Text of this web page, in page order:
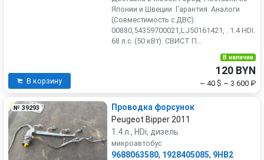
Японии и Швеции. Гарантия. Аналоги
(Совместимость с ДВС):
00880,54359700021,LJ50161421, . 1.4 HDI.
68 л.с. (50 кВт). СВИСТ П...
В корзину
В наличии
120 BYN
~ 40 $ ~ 3 600 ₽
№ 39293
Проводка форсунок
Peugeot Bipper 2011
1.4 л., HDi, дизель
микроавтобус
9688063580, 1928405085, 9HB2